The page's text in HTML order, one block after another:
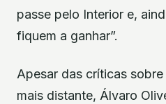
passe pelo Interior e,
fiquem a ganhar”.
Apesar das críticas
mais distante, Álvaro